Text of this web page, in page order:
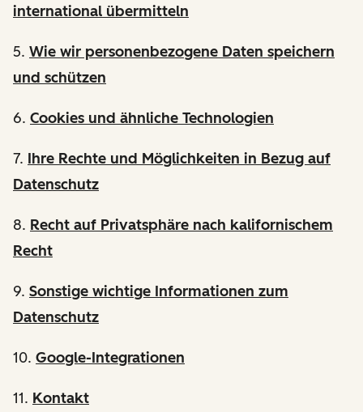
international übermitteln
5. Wie wir personenbezogene Daten speichern
und schützen
6. Cookies und ähnliche Technologien
7. Ihre Rechte und Möglichkeiten in Bezug auf
Datenschutz
8. Recht auf Privatsphäre nach kalifornischem
Recht
9. Sonstige wichtige Informationen zum
Datenschutz
10. Google-Integrationen
11. Kontakt